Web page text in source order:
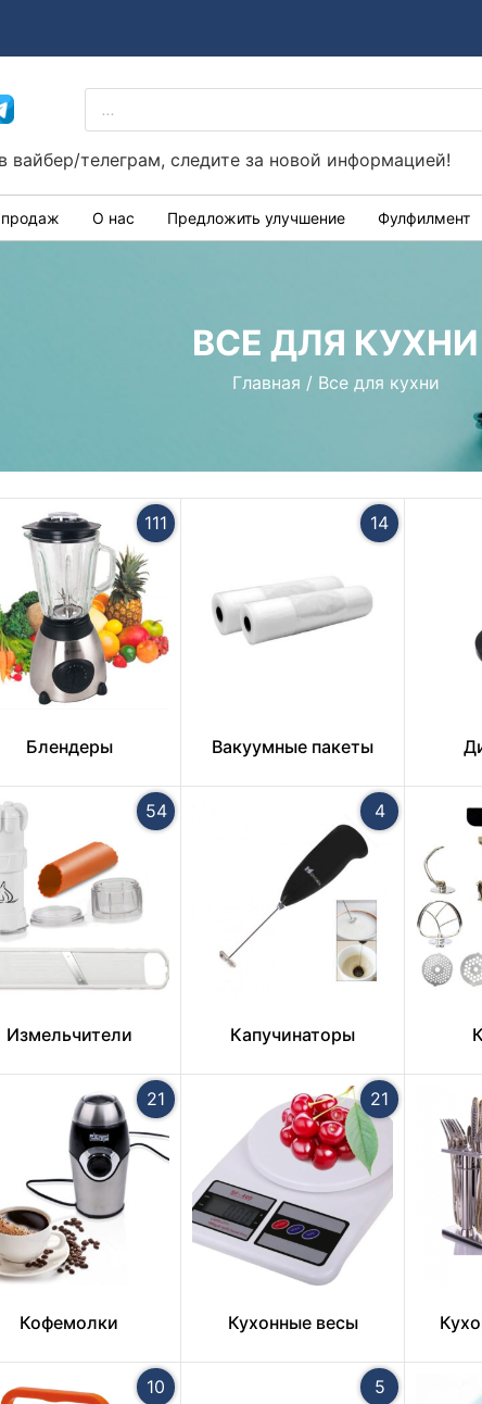
в Україні
ПОИСК
ТОВАРОВ
вайбер/телеграм, следите за новой информацией!
О нас Предложить улучшение Фулфилмент
ВСЕ ДЛЯ КУХНИ
Главная / Все для кухни
111
Блендеры
14
Вакуумные пакеты
54
Измельчители
4
Капучинаторы
21
Кофемолки
21
Кухонные весы
10 5